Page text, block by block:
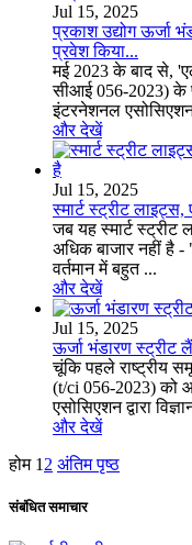
Jul 15, 2025
प्रकाश उद्योग ऊर्जा
प्रवेश किया...
मई 2023 के बाद से,
सीआई 056-2023) के
इंटरनेशनल
और देखें
Jul 15, 2025
स्मार्ट स्ट्रीट लाइट्स,
जब यह स्मार्ट स्ट्रीट
अधिक बाजार नहीं है -
वर्तमान में बहुत ...
और देखें
Jul 15, 2025
ऊर्जा भंडारण
चूंकि पहले राष्ट्रीय
(t/ci 056-2023) को
एसोसिएशन द्वारा
और देखें
होम 1 2 अंतिम पृष्ठ
संबंधित समाचार